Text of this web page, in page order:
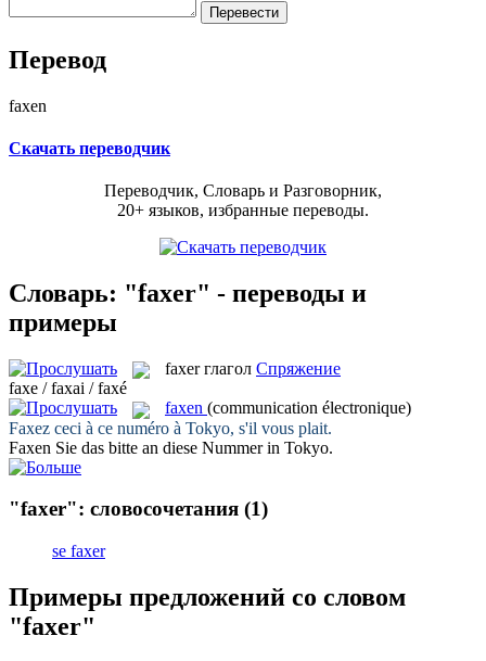
Перевод
faxen
Скачать переводчик
Переводчик, Словарь и Разговорник,
20+ языков, избранные переводы.
Словарь: "faxer" - переводы и
примеры
faxer глагол Спряжение
faxe / faxai / faxé
faxen (communication électronique)
Faxez ceci à ce numéro à Tokyo, s'il vous plait.
Faxen Sie das bitte an diese Nummer in Tokyo.
"faxer": словосочетания (1)
se faxer
Примеры предложений со словом
"faxer"